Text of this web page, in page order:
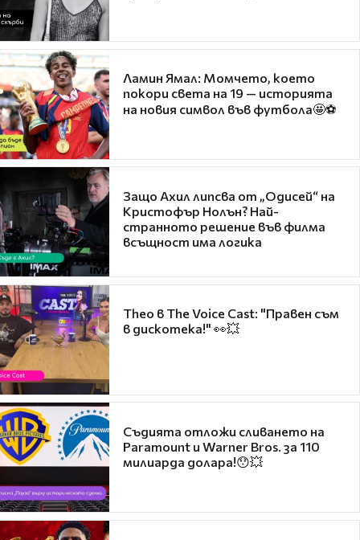
Ламин Ямал: Момчето, което
покори света на 19 — историята
на новия символ във футбола🤩⚽
Защо Ахил липсва от „Одисей“ на
Кристофър Нолън? Най-
странното решение във филма
всъщност има логика
Theo в The Voice Cast: "Правен съм
в дискотека!" 👀💥
Съдията отложи сливането на
Paramount и Warner Bros. за 110
милиарда долара!😯💥